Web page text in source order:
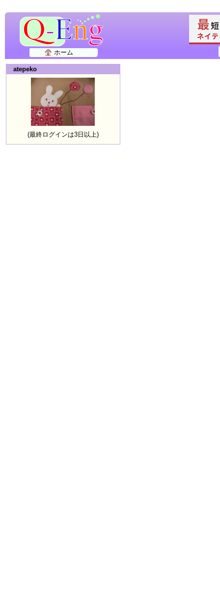
ホーム
atepeko
(最終ログインは3日以上)